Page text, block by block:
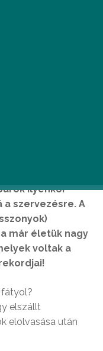
ilyenkor
a szervezésre. A
már életük nagy
voltak a
fátyol?
elszállt
elolvasása után